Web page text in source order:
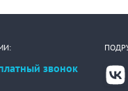
звонок